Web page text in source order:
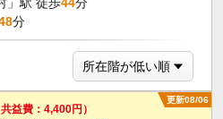
分
更新08/06
共益費：4,400円）